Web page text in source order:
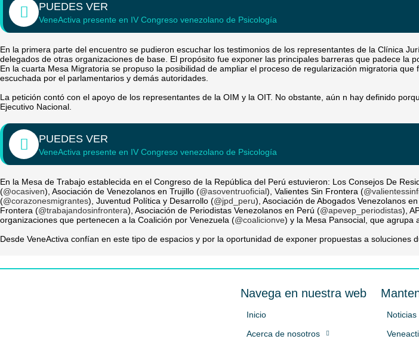
PUEDES VER
VeneActiva presente en IV Congreso venezolano de Psicología
En la primera parte del encuentro se pudieron escuchar los testimonios de los representantes de la Clínica
delegados de otras organizaciones de base. El propósito fue exponer las principales barreras que padece la
En la cuarta Mesa Migratoria se propuso la posibilidad de ampliar el proceso de regularización migratoria
escuchada por el parlamentarios y demás autoridades.
La petición contó con el apoyo de los representantes de la OIM y la OIT. No obstante, aún n hay definido
Ejecutivo Nacional.
PUEDES VER
VeneActiva presente en IV Congreso venezolano de Psicología
En la Mesa de Trabajo establecida en el Congreso de la República del Perú estuvieron: Los Consejos De
(@ocasiven), Asociación de Venezolanos en Trujillo (@asoventruoficial), Valientes Sin Frontera (
(@corazonesmigrantes), Juventud Política y Desarrollo (@jpd_peru), Asociación de Abogados Venezolanos
Frontera (@trabajandosinfrontera), Asociación de Periodistas Venezolanos en Perú (@apevep_periodistas),
organizaciones que pertenecen a la Coalición por Venezuela (@coalicionve) y la Mesa Pansocial, que agrupa
Desde VeneActiva confían en este tipo de espacios y por la oportunidad de exponer propuestas a soluciones
Navega en nuestra web
Inicio
Acerca de nosotros
Noticias